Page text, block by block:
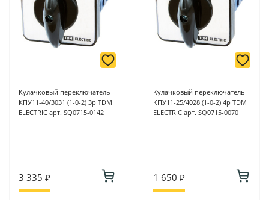
Кулачковый переключатель
КПУ11-40/3031 (1-0-2) 3р TDM
ELECTRIC арт. SQ0715-0142
3 335 ₽
Кулачковый переключатель
КПУ11-25/4028 (1-0-2) 4р TDM
ELECTRIC арт. SQ0715-0070
1 650 ₽